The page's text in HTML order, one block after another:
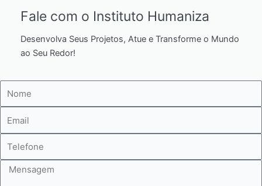
Fale com o Instituto Humaniza
Desenvolva Seus Projetos, Atue e Transforme o Mundo
ao Seu Redor!
mail
Mensagem